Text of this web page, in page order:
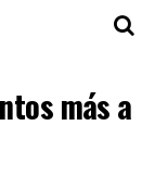
más a